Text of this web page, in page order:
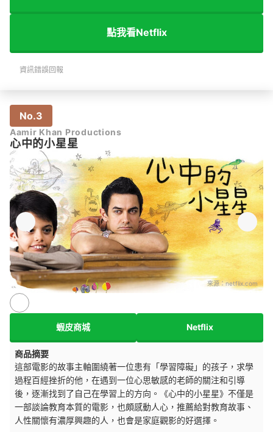
點我看Netflix
資訊錯誤回報
No.3
Aamir Khan Productions
心中的小星星
來源：netflix.com
蝦皮商城 Netflix
商品摘要
這部電影的故事主軸圍繞著一位患有「學習障礙」的孩子，求學
過程百經挫折的他，在遇到一位心思敏感的老師的關注和引導
後，逐漸找到了自己在學習上的方向。《心中的小星星》不僅是
一部談論教育本質的電影，也頗感動人心，推薦給對教育故事、
人性關懷有濃厚興趣的人，也會是家庭觀影的好選擇。